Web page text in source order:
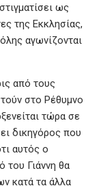
ως
της Εκκλησίας,
αγωνίζονται
από τους
στο Ρέθυμνο
τώρα σε
δικηγόρος που
αυτός ο
του Γιάννη θα
κατά τα άλλα